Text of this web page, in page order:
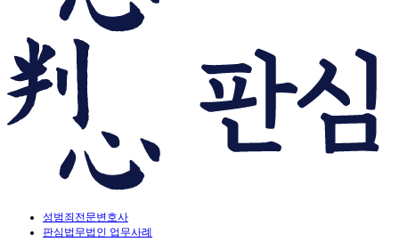
성범죄전문변호사
판심법무법인 업무사례